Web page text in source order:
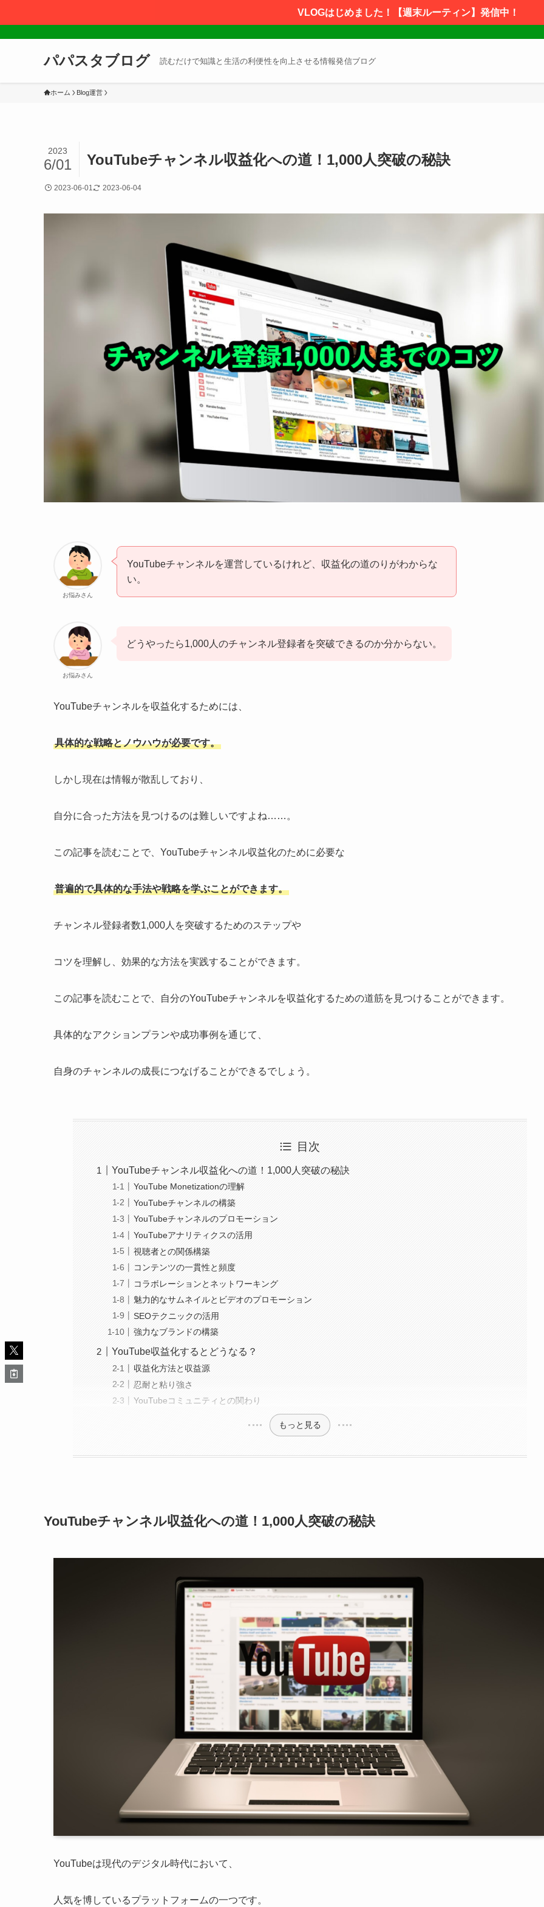
VLOGはじめました！【週末ルーティン】発信中！
パパスタブログ 読むだけで知識と生活の利便性を向上させる情報発信ブログ
ホーム Blog運営
YouTubeチャンネル収益化への道！1,000人突破の秘訣
2023
6/01
2023-06-01 2023-06-04
お悩みさん
YouTubeチャンネルを運営しているけれど、収益化の道のりがわからな
い。
お悩みさん
どうやったら1,000人のチャンネル登録者を突破できるのか分からない。
YouTubeチャンネルを収益化するためには、
具体的な戦略とノウハウが必要です。
しかし現在は情報が散乱しており、
自分に合った方法を見つけるのは難しいですよね……。
この記事を読むことで、YouTubeチャンネル収益化のために必要な
普遍的で具体的な手法や戦略を学ぶことができます。
チャンネル登録者数1,000人を突破するためのステップや
コツを理解し、効果的な方法を実践することができます。
この記事を読むことで、自分のYouTubeチャンネルを収益化するための道筋を見つけることができます。
具体的なアクションプランや成功事例を通じて、
自身のチャンネルの成長につなげることができるでしょう。
目次
YouTubeチャンネル収益化への道！1,000人突破の秘訣
YouTube Monetizationの理解
YouTubeチャンネルの構築
YouTubeチャンネルのプロモーション
YouTubeアナリティクスの活用
視聴者との関係構築
コンテンツの一貫性と頻度
コラボレーションとネットワーキング
魅力的なサムネイルとビデオのプロモーション
SEOテクニックの活用
強力なブランドの構築
YouTube収益化するとどうなる？
収益化方法と収益源
忍耐と粘り強さ
YouTubeコミュニティとの関わり
もっと見る
YouTubeチャンネル収益化への道！1,000人突破の秘訣
YouTubeは現代のデジタル時代において、
人気を博しているプラットフォームの一つです。